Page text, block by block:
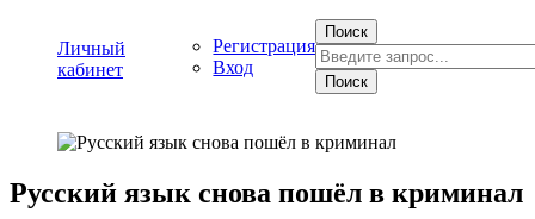
Личный
кабинет
Регистрация
Вход
Поиск
Поиск
Русский язык снова пошёл в криминал